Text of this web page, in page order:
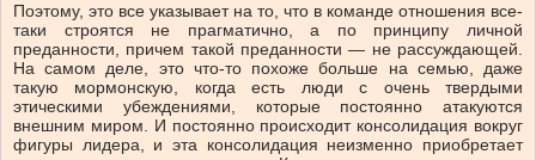
Поэтому, это все указывает на то, что в команде отношения все-
таки строятся не прагматично, а по принципу личной
преданности, причем такой преданности — не рассуждающей.
На самом деле, это что-то похоже больше на семью, даже
такую мормонскую, когда есть люди с очень твердыми
этическими убеждениями, которые постоянно атакуются
внешним миром. И постоянно происходит консолидация вокруг
фигуры лидера, и эта консолидация неизменно приобретает